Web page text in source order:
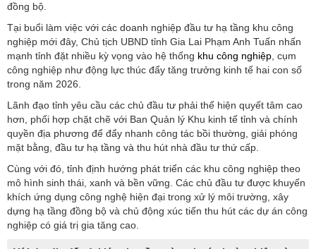
đồng bộ.
Tại buổi làm việc với các doanh nghiệp đầu tư hạ tầng khu công
nghiệp mới đây, Chủ tịch UBND tỉnh Gia Lai Phạm Anh Tuấn nhấn
mạnh tỉnh đặt nhiều kỳ vọng vào hệ thống khu công nghiệp , cụm
công nghiệp như động lực thúc đẩy tăng trưởng kinh tế hai con số
trong năm 2026.
Lãnh đạo tỉnh yêu cầu các chủ đầu tư phải thể hiện quyết tâm cao
hơn, phối hợp chặt chẽ với Ban Quản lý Khu kinh tế tỉnh và chính
quyền địa phương để đẩy nhanh công tác bồi thường, giải phóng
mặt bằng, đầu tư hạ tầng và thu hút nhà đầu tư thứ cấp.
Cùng với đó, tỉnh định hướng phát triển các khu công nghiệp theo
mô hình sinh thái, xanh và bền vững. Các chủ đầu tư được khuyến
khích ứng dụng công nghệ hiện đại trong xử lý môi trường, xây
dựng hạ tầng đồng bộ và chủ động xúc tiến thu hút các dự án công
nghiệp có giá trị gia tăng cao.